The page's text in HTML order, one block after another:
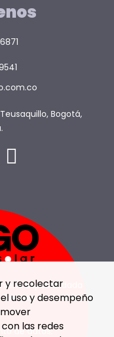
y recolectar
uso y desempeño
las redes
Bogotá,
especialidada
renovables.
de datos.